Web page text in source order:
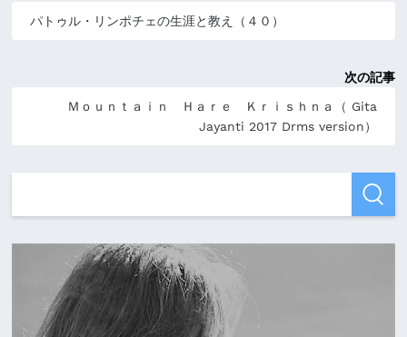
パトゥル・リンポチェの生涯と教え（４０）
次の記事
Ｍｏｕｎｔａｉｎ Ｈａｒｅ Ｋｒｉｓｈｎａ（ Gita
Jayanti 2017 Drms version）